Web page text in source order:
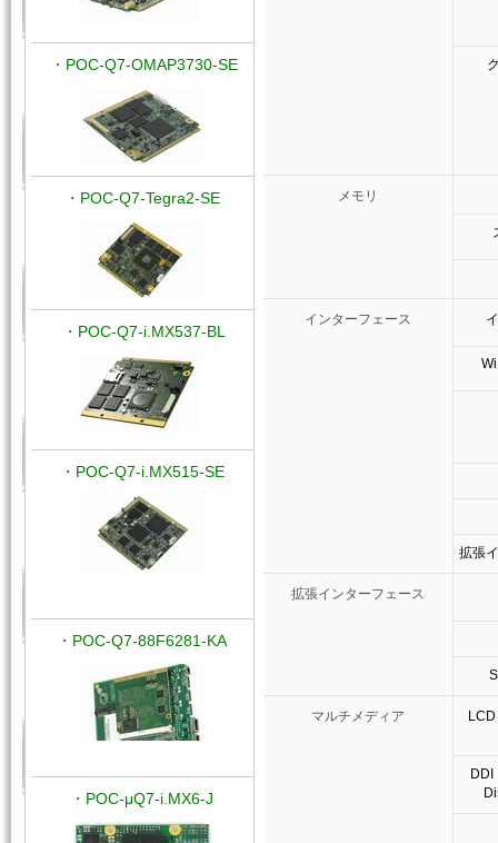
・ POC-Q7-OMAP3730-SE
・ POC-Q7-Tegra2-SE
・ POC-Q7-i.MX537-BL
・POC-Q7-i.MX515-SE
・POC-Q7-88F6281-KA
・POC-μQ7-i.MX6-J
メモリ
インターフェース
拡張
拡張インターフェース
マルチメディア
DDI